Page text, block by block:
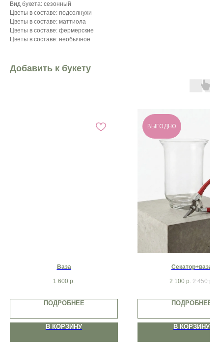
Вид букета: сезонный
Цветы в составе: подсолнухи
Цветы в составе: маттиола
Цветы в составе: фермерские
Цветы в составе: необычное
Добавить к букету
Ваза
1 600 р.
ПОДРОБНЕЕ
В КОРЗИНУ
ВЫГОДНО
Секатор+ваза
2 100 р. 2 450 р.
ПОДРОБНЕЕ
В КОРЗИНУ